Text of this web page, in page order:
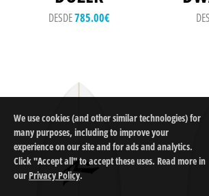
We use cookies (and other similar technologies) for
many purposes, including to improve your
experience on our site and for ads and analytics.
Click "Accept all" to accept these uses. Read more in
our Privacy Policy.
DESDE785.00€